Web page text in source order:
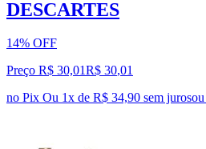
DESCARTES
14% OFF
Preço R$ 30,01R$ 30,01
no Pix Ou 1x de R$ 34,90 sem jurosou